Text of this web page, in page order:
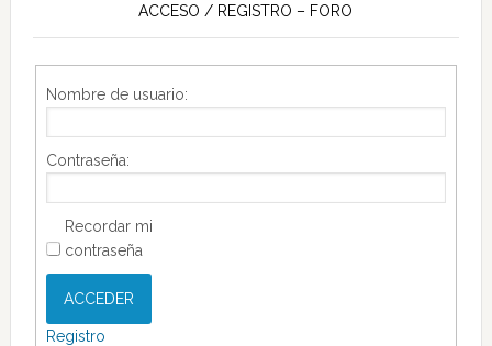
ACCESO / REGISTRO – FORO
Nombre de usuario:
Contraseña:
Recordar mi
contraseña
ACCEDER
Registro